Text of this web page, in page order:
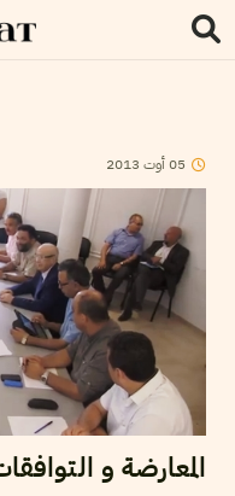
05أوت 2013
المعارضة و